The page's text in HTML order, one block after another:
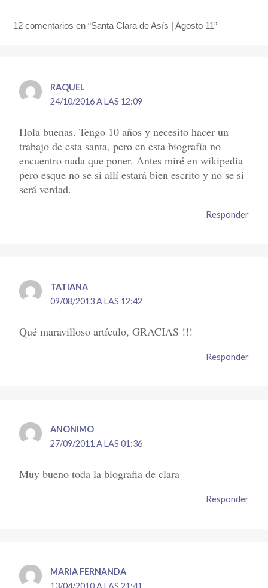
12 comentarios en “Santa Clara de Asís | Agosto 11”
RAQUEL
24/10/2016 A LAS 12:09
Hola buenas. Tengo 10 años y necesito hacer un
trabajo de esta santa, pero en esta biografía no
encuentro nada que poner. Antes miré en wikipedia
pero esque no se si allí estará bien escrito y no se si
será verdad.
Responder
TATIANA
09/08/2013 A LAS 12:42
Qué maravilloso artículo, GRACIAS !!!
Responder
ANONIMO
27/09/2011 A LAS 01:36
Muy bueno toda la biografia de clara
Responder
MARIA FERNANDA
13/04/2010 A LAS 21:41